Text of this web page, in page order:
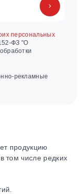
персональных
ФЗ "О
рекламные
продукцию
том числе редких